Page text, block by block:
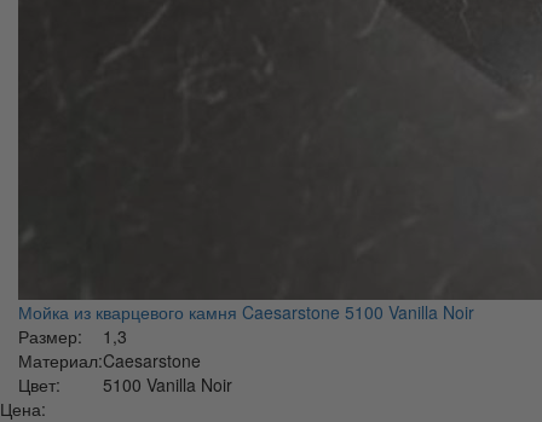
Мойка из кварцевого камня Caesarstone 5100 Vanilla Noir
Размер:
1,3
Материал:Caesarstone
Цвет:
5100 Vanilla Noir
Цена: